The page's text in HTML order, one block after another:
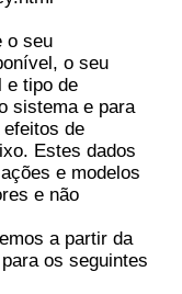
o seu
o seu
e tipo de
sistema e para
de
Estes dados
e modelos
e não
a partir da
os seguintes